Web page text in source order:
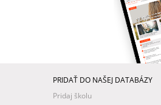
PRIDAŤ DO NAŠEJ DATABÁZY
Pridaj školu